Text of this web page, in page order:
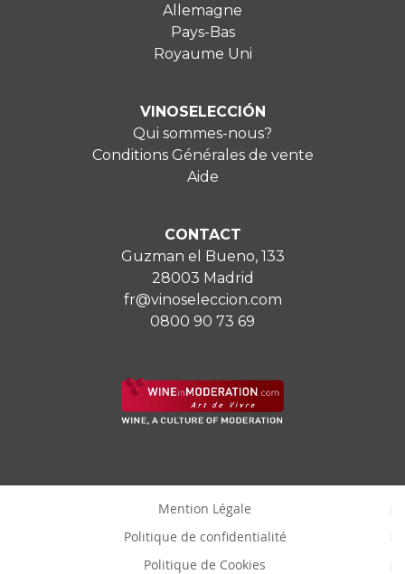
Allemagne
Pays-Bas
Royaume Uni
VINOSELECCIÓN
Qui sommes-nous?
Conditions Générales de vente
Aide
CONTACT
Guzman el Bueno, 133
28003 Madrid
fr@vinoseleccion.com
0800 90 73 69
Mention Légale
Politique de confidentialité
Politique de Cookies